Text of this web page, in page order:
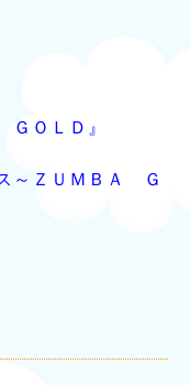
ＧＯＬＤ』
～ＺＵＭＢＡ Ｇ